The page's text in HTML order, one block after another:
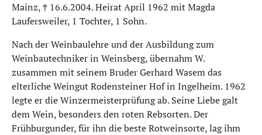
Mainz, † 16.6.2004. Heirat April 1962 mit Magda
Laufersweiler, 1 Tochter, 1 Sohn.
Nach der Weinbaulehre und der Ausbildung zum
Weinbautechniker in Weinsberg, übernahm W.
zusammen mit seinem Bruder Gerhard Wasem das
elterliche Weingut Rodensteiner Hof in Ingelheim. 1962
legte er die Winzermeisterprüfung ab. Seine Liebe galt
dem Wein, besonders den roten Rebsorten. Der
Frühburgunder, für ihn die beste Rotweinsorte, lag ihm